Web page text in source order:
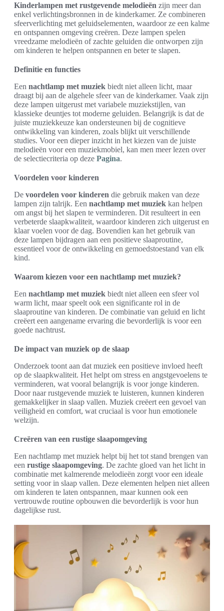
Kinderlampen met rustgevende melodieën zijn meer dan
enkel verlichtingsbronnen in de kinderkamer. Ze combineren
sfeerverlichting met geluidselementen, waardoor ze een kalme
en ontspannen omgeving creëren. Deze lampen spelen
vreedzame melodieën of zachte geluiden die ontworpen zijn
om kinderen te helpen ontspannen en beter te slapen.
Definitie en functies
Een nachtlamp met muziek biedt niet alleen licht, maar
draagt bij aan de algehele sfeer van de kinderkamer. Vaak zijn
deze lampen uitgerust met variabele muziekstijlen, van
klassieke deuntjes tot moderne geluiden. Belangrijk is dat de
juiste muziekkeuze kan ondersteunen bij de cognitieve
ontwikkeling van kinderen, zoals blijkt uit verschillende
studies. Voor een dieper inzicht in het kiezen van de juiste
melodieën voor een muziekmobiel, kan men meer lezen over
de selectiecriteria op deze Pagina.
Voordelen voor kinderen
De voordelen voor kinderen die gebruik maken van deze
lampen zijn talrijk. Een nachtlamp met muziek kan helpen
om angst bij het slapen te verminderen. Dit resulteert in een
verbeterde slaapkwaliteit, waardoor kinderen zich uitgerust en
klaar voelen voor de dag. Bovendien kan het gebruik van
deze lampen bijdragen aan een positieve slaaproutine,
essentieel voor de ontwikkeling en gemoedstoestand van elk
kind.
Waarom kiezen voor een nachtlamp met muziek?
Een nachtlamp met muziek biedt niet alleen een sfeer vol
warm licht, maar speelt ook een significante rol in de
slaaproutine van kinderen. De combinatie van geluid en licht
creëert een aangename ervaring die bevorderlijk is voor een
goede nachtrust.
De impact van muziek op de slaap
Onderzoek toont aan dat muziek een positieve invloed heeft
op de slaapkwaliteit. Het helpt om stress en angstgevoelens te
verminderen, wat vooral belangrijk is voor jonge kinderen.
Door naar rustgevende muziek te luisteren, kunnen kinderen
gemakkelijker in slaap vallen. Muziek creëert een gevoel van
veiligheid en comfort, wat cruciaal is voor hun emotionele
welzijn.
Creëren van een rustige slaapomgeving
Een nachtlamp met muziek helpt bij het tot stand brengen van
een rustige slaapomgeving. De zachte gloed van het licht in
combinatie met kalmerende melodieën zorgt voor een ideale
setting voor in slaap vallen. Deze elementen helpen niet alleen
om kinderen te laten ontspannen, maar kunnen ook een
vertrouwde routine opbouwen die bevorderlijk is voor hun
dagelijkse rust.